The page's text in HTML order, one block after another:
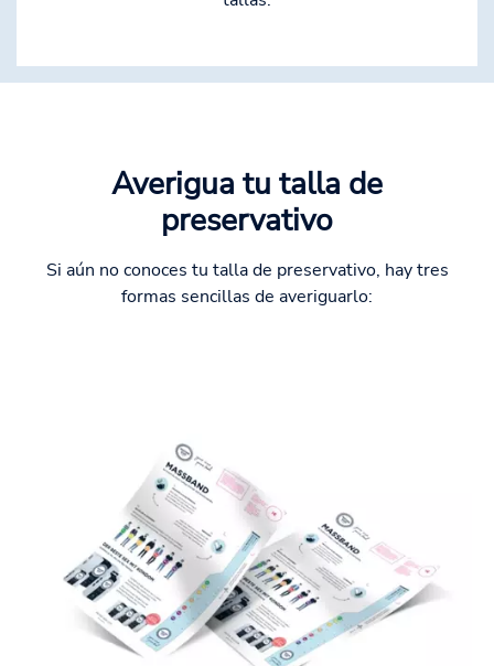
Averigua tu talla de
preservativo
Si aún no conoces tu talla de preservativo, hay tres
formas sencillas de averiguarlo: